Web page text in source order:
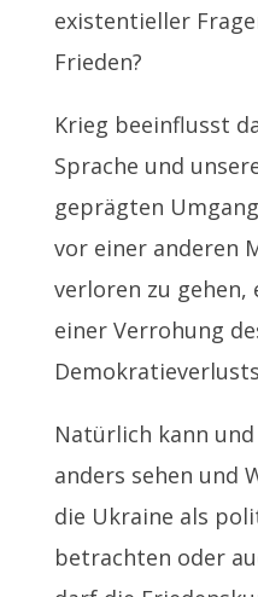
existentieller
Frieden?
Krieg beeinflusst
Sprache und
geprägten
vor einer anderen
verloren zu
einer Verrohung
Natürlich kann
anders sehen und
die Ukraine als
betrachten oder